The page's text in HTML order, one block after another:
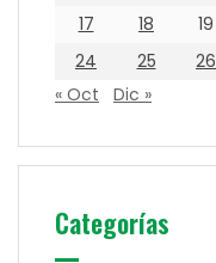
17
18 19
24
25 26
« Oct
Dic »
Categorías